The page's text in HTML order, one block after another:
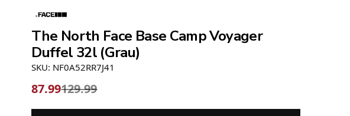
The North Face Base Camp Voyager
Duffel 32l (Grau)
SKU: NF0A52RR7J41
87.99129.99